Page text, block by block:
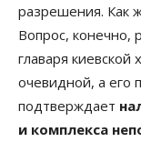
разрешения. Как
Вопрос, конечно,
главаря киевской
очевидной, а его
подтверждает
и комплекса